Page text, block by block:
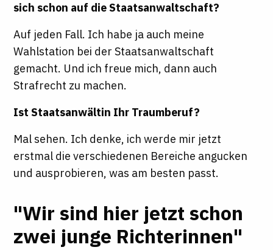
sich schon auf die Staatsanwaltschaft?
Auf jeden Fall. Ich habe ja auch meine
Wahlstation bei der Staatsanwaltschaft
gemacht. Und ich freue mich, dann auch
Strafrecht zu machen.
Ist Staatsanwältin Ihr Traumberuf?
Mal sehen. Ich denke, ich werde mir jetzt
erstmal die verschiedenen Bereiche angucken
und ausprobieren, was am besten passt.
"Wir sind hier jetzt schon
zwei junge Richterinnen"